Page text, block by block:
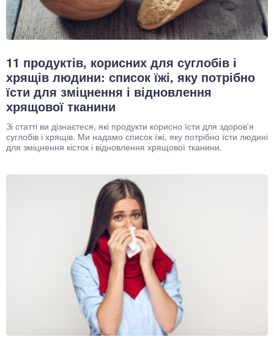
11 продуктів, корисних для суглобів і
хрящів людини: список їжі, яку потрібно
їсти для зміцнення і відновлення
хрящової тканини
Зі статті ви дізнаєтеся, які продукти корисно їсти для здоров'я
суглобів і хрящів. Ми надамо список їжі, яку потрібно їсти людині
для зміцнення кісток і відновлення хрящової тканини.